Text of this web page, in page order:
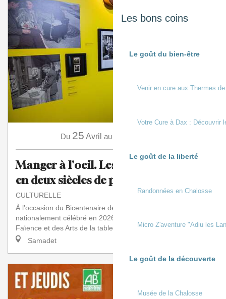
Les bons coins
Le goût du bien-être
Venir en cure aux Thermes
Votre Cure à Dax : Découvrir
Le goût de la liberté
Randonnées en Chalosse
Micro Z'aventure "Adiu les
Le goût de la découverte
Musée de la Chalosse
Du 25 Avril au
Manger à l'oeil. Les Français à table
en deux siècles de photos
CULTURELLE
À l’occasion du Bicentenaire de la Photographie
nationalement célébré en 2026-2027, le Musée de la
Faïence et des Arts de la table a l’honneur de rece...
Samadet